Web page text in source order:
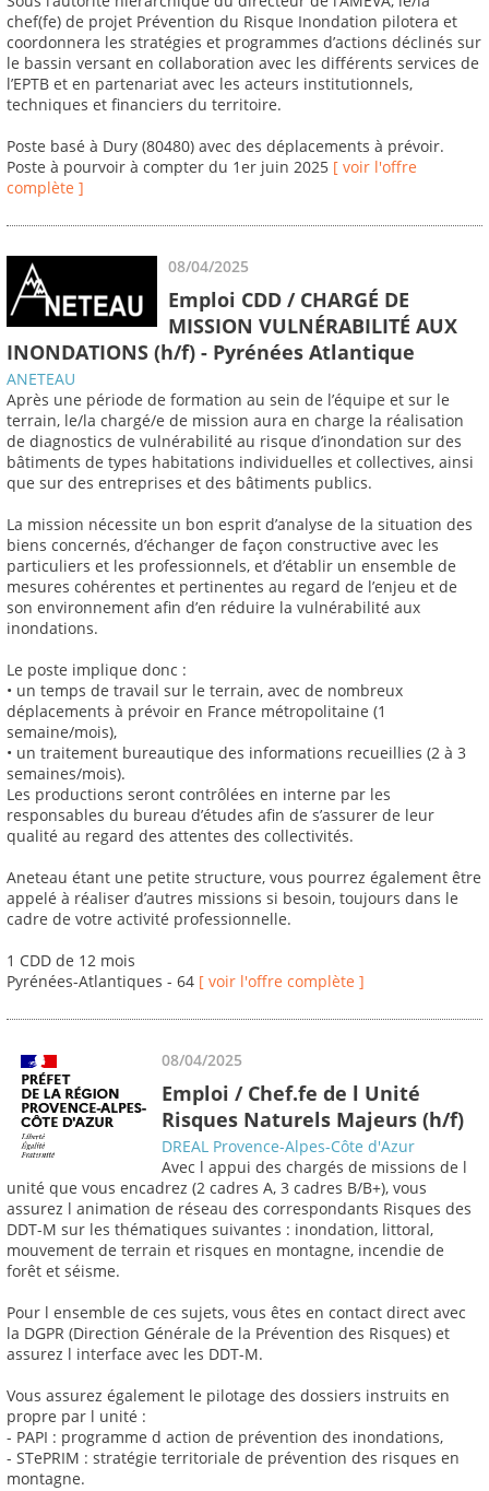
chef(fe) de projet Prévention du Risque Inondation pilotera et
coordonnera les stratégies et programmes d’actions déclinés sur
le bassin versant en collaboration avec les différents services de
l’EPTB et en partenariat avec les acteurs institutionnels,
techniques et financiers du territoire.
Poste basé à Dury (80480) avec des déplacements à prévoir.
Poste à pourvoir à compter du 1er juin 2025 [ voir l'offre
complète ]
08/04/2025
Emploi CDD / CHARGÉ DE
MISSION VULNÉRABILITÉ AUX
INONDATIONS (h/f) - Pyrénées Atlantique
ANETEAU
Après une période de formation au sein de l’équipe et sur le
terrain, le/la chargé/e de mission aura en charge la réalisation
de diagnostics de vulnérabilité au risque d’inondation sur des
bâtiments de types habitations individuelles et collectives, ainsi
que sur des entreprises et des bâtiments publics.
La mission nécessite un bon esprit d’analyse de la situation des
biens concernés, d’échanger de façon constructive avec les
particuliers et les professionnels, et d’établir un ensemble de
mesures cohérentes et pertinentes au regard de l’enjeu et de
son environnement afin d’en réduire la vulnérabilité aux
inondations.
Le poste implique donc :
• un temps de travail sur le terrain, avec de nombreux
déplacements à prévoir en France métropolitaine (1
semaine/mois),
• un traitement bureautique des informations recueillies (2 à 3
semaines/mois).
Les productions seront contrôlées en interne par les
responsables du bureau d’études afin de s’assurer de leur
qualité au regard des attentes des collectivités.
Aneteau étant une petite structure, vous pourrez également être
appelé à réaliser d’autres missions si besoin, toujours dans le
cadre de votre activité professionnelle.
1 CDD de 12 mois
Pyrénées-Atlantiques - 64 [ voir l'offre complète ]
08/04/2025
Emploi / Chef.fe de l Unité
Risques Naturels Majeurs (h/f)
DREAL Provence-Alpes-Côte d'Azur
Avec l appui des chargés de missions de l
unité que vous encadrez (2 cadres A, 3 cadres B/B+), vous
assurez l animation de réseau des correspondants Risques des
DDT-M sur les thématiques suivantes : inondation, littoral,
mouvement de terrain et risques en montagne, incendie de
forêt et séisme.
Pour l ensemble de ces sujets, vous êtes en contact direct avec
la DGPR (Direction Générale de la Prévention des Risques) et
assurez l interface avec les DDT-M.
Vous assurez également le pilotage des dossiers instruits en
propre par l unité :
- PAPI : programme d action de prévention des inondations,
- STePRIM : stratégie territoriale de prévention des risques en
montagne.